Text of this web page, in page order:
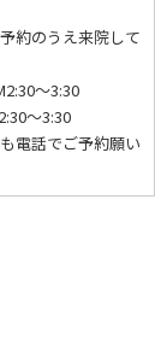
約のうえ来院して
～3:30
～3:30
電話でご予約願い